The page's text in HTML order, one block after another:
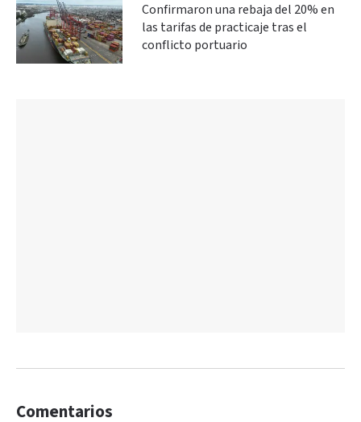
Confirmaron una rebaja del 20% en
las tarifas de practicaje tras el
conflicto portuario
Comentarios